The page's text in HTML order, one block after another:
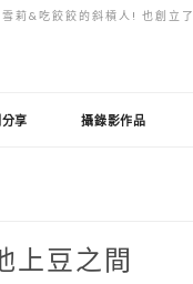
雪莉&吃餃餃的斜槓人! 也創立
享 攝錄影作品
上豆之間